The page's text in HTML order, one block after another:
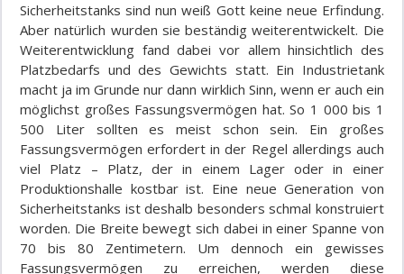
Sicherheitstanks sind nun weiß Gott keine neue Erfindung.
Aber natürlich wurden sie beständig weiterentwickelt. Die
Weiterentwicklung fand dabei vor allem hinsichtlich des
Platzbedarfs und des Gewichts statt. Ein Industrietank
macht ja im Grunde nur dann wirklich Sinn, wenn er auch ein
möglichst großes Fassungsvermögen hat. So 1 000 bis 1
500 Liter sollten es meist schon sein. Ein großes
Fassungsvermögen erfordert in der Regel allerdings auch
viel Platz – Platz, der in einem Lager oder in einer
Produktionshalle kostbar ist. Eine neue Generation von
Sicherheitstanks ist deshalb besonders schmal konstruiert
worden. Die Breite bewegt sich dabei in einer Spanne von
70 bis 80 Zentimetern. Um dennoch ein gewisses
Fassungsvermögen zu erreichen, werden diese